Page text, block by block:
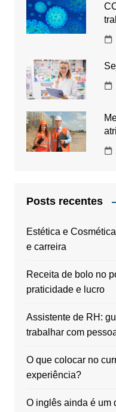
Posts recentes
Estética e
e carreira
Receita de bolo no
praticidade e lucro
Assistente de RH:
trabalhar com
O que colocar no
experiência?
O inglês ainda é um